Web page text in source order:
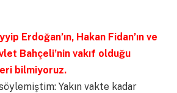
Erdoğan’ın, Hakan Fidan’ın ve
Bahçeli’nin vakıf olduğu
bilmiyoruz.
Yakın vakte kadar